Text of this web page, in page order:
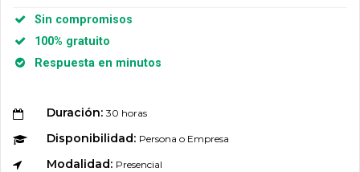
Sin compromisos
100% gratuito
Respuesta en minutos
Duración: 30 horas
Disponibilidad: Persona o Empresa
Modalidad: Presencial